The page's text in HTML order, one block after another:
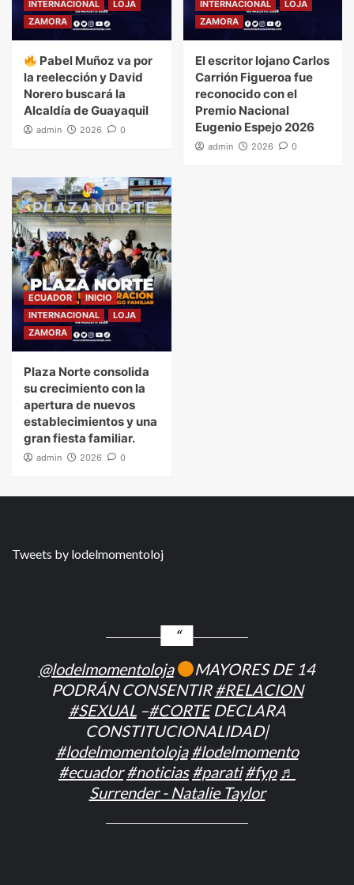
INTERNACIONAL
LOJA
ZAMORA
Pabel Muñoz va por
la reelección y David
Norero buscará la
Alcaldía de Guayaquil
admin 2026 0
INTERNACIONAL
LOJA
ZAMORA
El escritor lojano Carlos
Carrión Figueroa fue
reconocido con el
Premio Nacional
Eugenio Espejo 2026
admin 2026 0
ECUADOR
INICIO
INTERNACIONAL
LOJA
ZAMORA
Plaza Norte consolida
su crecimiento con la
apertura de nuevos
establecimientos y una
gran fiesta familiar.
admin 2026 0
Tweets by lodelmomentoloj
@lodelmomentoloja
MAYORES DE 14
PODRÁN CONSENTIR#RELACION
#SEXUAL–#CORTEDECLARA
CONSTITUCIONALIDAD|
#lodelmomentoloja #lodelmomento
#ecuador #noticias #parati #fyp ♬
Surrender - Natalie Taylor